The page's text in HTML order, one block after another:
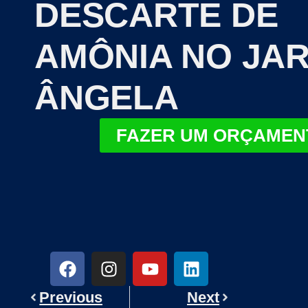
DESCARTE DE
AMÔNIA NO
ÂNGELA
FAZER UM
Previous Next